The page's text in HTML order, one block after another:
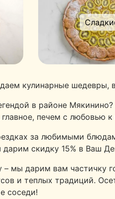
кулинарные шедевры,
в районе
печем с любовью
за любимыми
скидку 15% в Ваш
мы дарим вам частичку
и теплых традиций.
соседи!